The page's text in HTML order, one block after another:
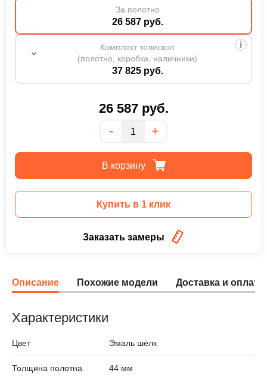
26 587руб.
Количество
- +
За полотно
26 587 руб.
Комплект телескоп
(полотно, коробка, наличники)
37 825 руб.
В корзину
Купить в 1 клик
Заказать замеры
Описание Похожие модели Доставка и оплата
Характеристики
Цвет Эмаль шёлк
Толщина полотна 44 мм